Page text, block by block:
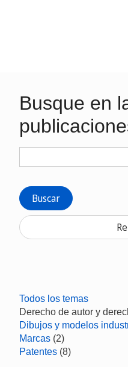
Busque en
Buscar
Todos los temas
Derecho de autor y
Dibujos y modelos
Marcas (2)
Patentes (8)